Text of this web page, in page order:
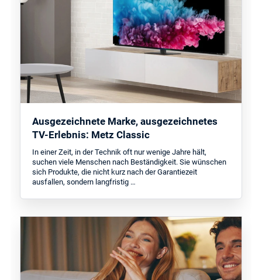
Ausgezeichnete Marke, ausgezeichnetes
TV-Erlebnis: Metz Classic
In einer Zeit, in der Technik oft nur wenige Jahre hält,
suchen viele Menschen nach Beständigkeit. Sie wünschen
sich Produkte, die nicht kurz nach der Garantiezeit
ausfallen, sondern langfristig …